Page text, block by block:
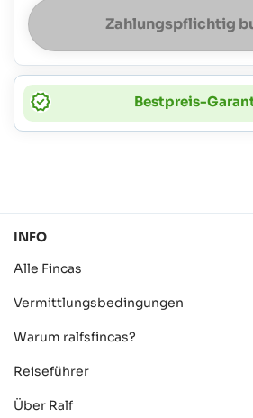
Zahlungspflichtig
Bestpreis-
INFO
Alle Fincas
Vermittlungsbedingungen
Warum ralfsfincas?
Reiseführer
Über Ralf